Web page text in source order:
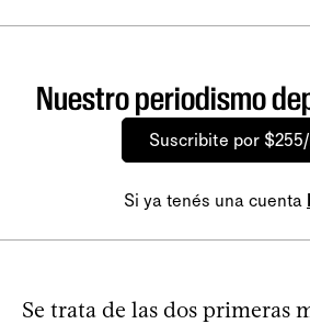
Nuestro periodismo
Suscribite por
Si ya tenés una cuenta
Se trata de las dos primeras